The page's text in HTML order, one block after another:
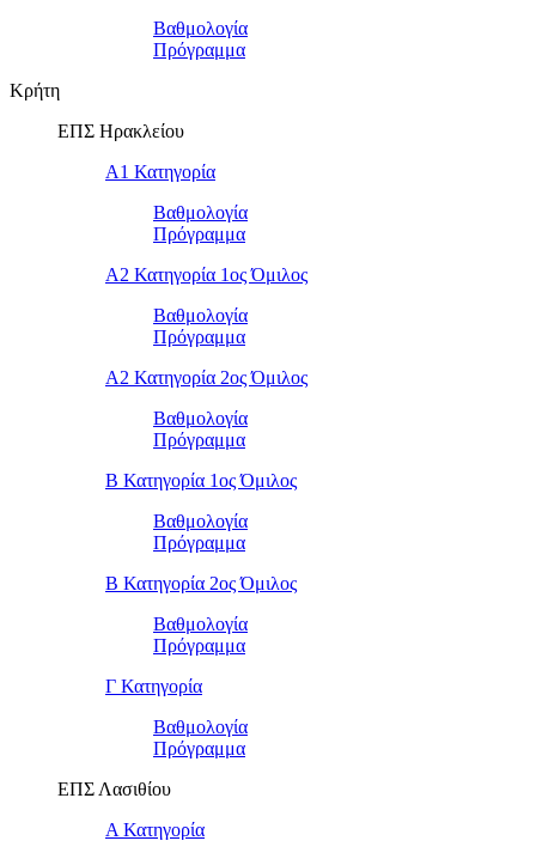
Βαθμολογία
Πρόγραμμα
Κρήτη
ΕΠΣ Ηρακλείου
Α1 Κατηγορία
Βαθμολογία
Πρόγραμμα
Α2 Κατηγορία 1ος Όμιλος
Βαθμολογία
Πρόγραμμα
Α2 Κατηγορία 2ος Όμιλος
Βαθμολογία
Πρόγραμμα
Β Κατηγορία 1ος Όμιλος
Βαθμολογία
Πρόγραμμα
Β Κατηγορία 2ος Όμιλος
Βαθμολογία
Πρόγραμμα
Γ Κατηγορία
Βαθμολογία
Πρόγραμμα
ΕΠΣ Λασιθίου
Α Κατηγορία